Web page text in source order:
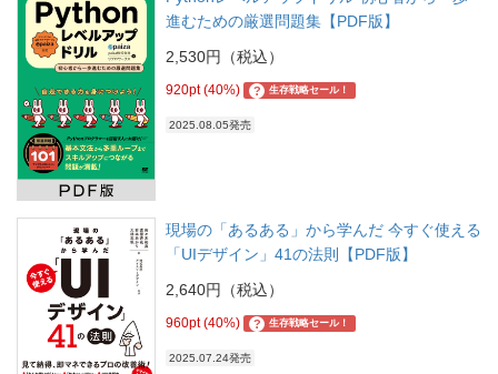
進むための厳選問題集【PDF版】
2,530円（税込）
920pt (40%) ? 生存戦略セール！
2025.08.05発売
現場の「あるある」から学んだ 今すぐ使える
「UIデザイン」41の法則【PDF版】
2,640円（税込）
960pt (40%) ? 生存戦略セール！
2025.07.24発売